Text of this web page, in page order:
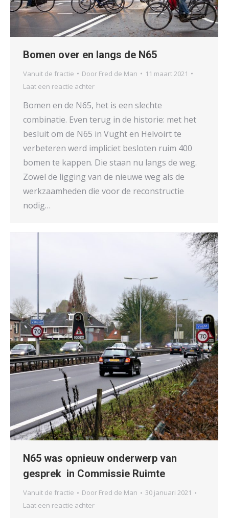
Bomen over en langs de N65
Vanuit de fractie Door Fred de Man
11 maart 2021
Laat een reactie achter
Bomen en de N65, het is een slechte
combinatie. Even terug in de historie: met het
besluit om de N65 in Vught en Helvoirt te
verbeteren werd impliciet besloten ruim 400
bomen te kappen. Die staan nu langs de weg.
Zowel de ligging van de nieuwe weg als de
werkzaamheden die voor de reconstructie
nodig…
N65 was opnieuw onderwerp van
gesprek in Commissie Ruimte
Vanuit de fractie Door Fred de Man
30 januari 2021
Laat een reactie achter